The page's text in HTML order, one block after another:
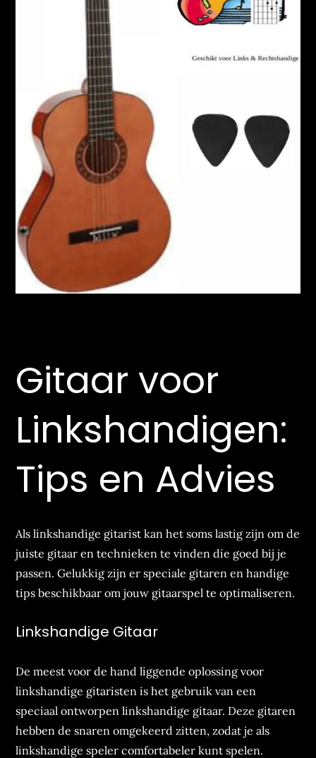
Gitaar voor
Linkshandigen:
Tips en Advies
Als linkshandige gitarist kan het soms lastig zijn om de
juiste gitaar en technieken te vinden die goed bij je
passen. Gelukkig zijn er speciale gitaren en handige
tips beschikbaar om jouw gitaarspel te optimaliseren.
Linkshandige Gitaar
De meest voor de hand liggende oplossing voor
linkshandige gitaristen is het gebruik van een
speciaal ontworpen linkshandige gitaar. Deze gitaren
hebben de snaren omgekeerd zitten, zodat je als
linkshandige speler comfortabeler kunt spelen.